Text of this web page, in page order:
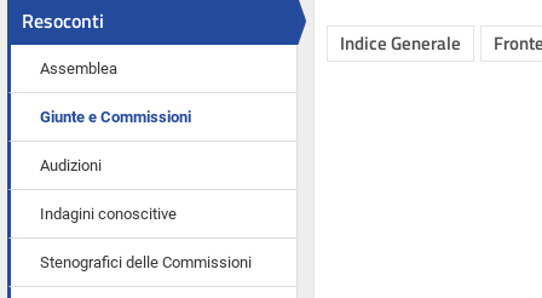
Resoconti
Assemblea
Giunte e Commissioni
Audizioni
Indagini conoscitive
Stenografici delle Commissioni
Indice Generale